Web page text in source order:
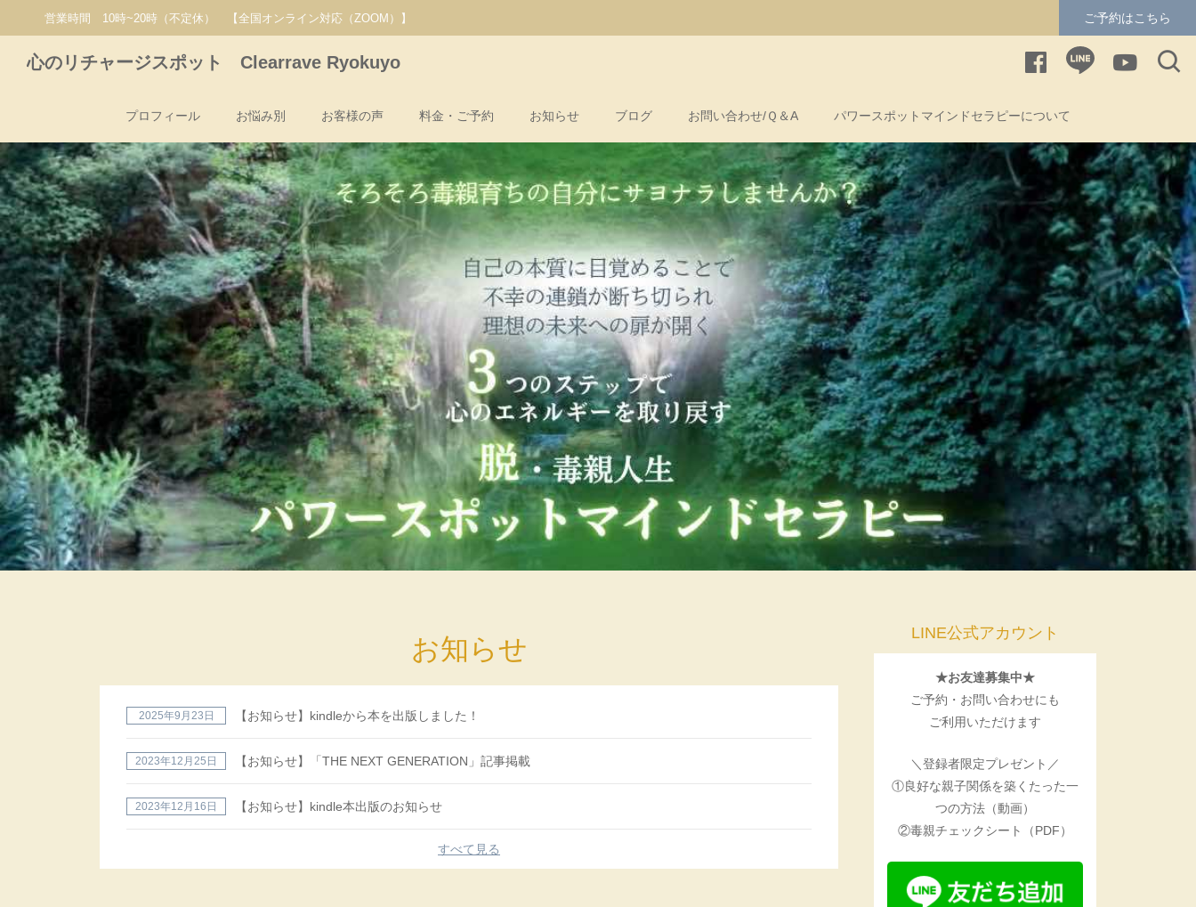
営業時間 10時~20時（不定休） 【全国オンライン対応（ZOOM）】 ご予約はこちら
心のリチャージスポット Clearrave Ryokuyo
プロフィール お悩み別 お客様の声 料金・ご予約 お知らせ ブログ お問い合わせ/Ｑ＆A パワースポットマインドセラピーについて
お知らせ
2025年9月23日 【お知らせ】kindleから本を出版しました！
2023年12月25日 【お知らせ】「THE NEXT GENERATION」記事掲載
2023年12月16日 【お知らせ】kindle本出版のお知らせ
すべて見る
LINE公式アカウント
★お友達募集中★
ご予約・お問い合わせにも
ご利用いただけます
＼登録者限定プレゼント／
①良好な親子関係を築くたった一
つの方法（動画）
②毒親チェックシート（PDF）